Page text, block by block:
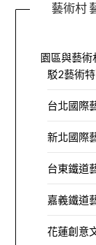
藝術村
園區與藝術
駁2藝術
台北國際
新北國際
台東鐵道
嘉義鐵道
花蓮創意